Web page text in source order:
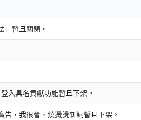
」暫且關閉。
入具名貢獻功能暫且下架。
，我很會、燒燙燙新詞暫且下架。